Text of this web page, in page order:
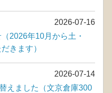
2026-07-16
2026年10月から土・
きます）
2026-07-14
えました（文京倉庫300